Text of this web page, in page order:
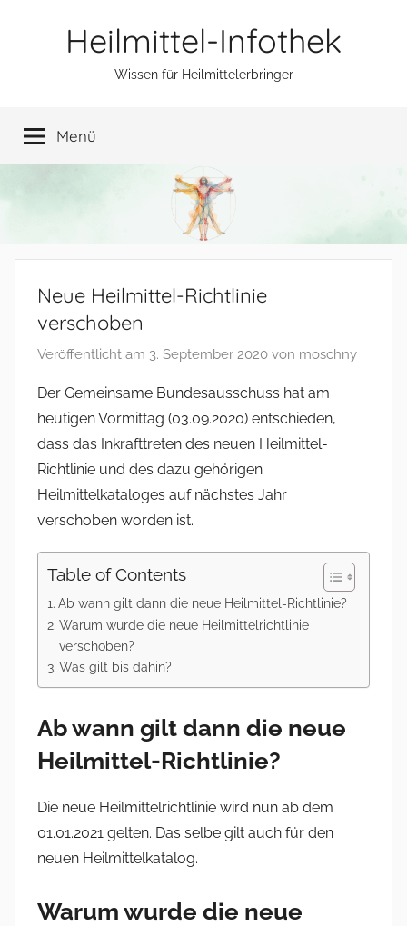
Heilmittel-Infothek
Wissen für Heilmittelerbringer
Menü
Neue Heilmittel-Richtlinie
verschoben
Veröffentlicht am 3. September 2020 von moschny
Der Gemeinsame Bundesausschuss hat am
heutigen Vormittag (03.09.2020) entschieden,
dass das Inkrafttreten des neuen Heilmittel-
Richtlinie und des dazu gehörigen
Heilmittelkataloges auf nächstes Jahr
verschoben worden ist.
Table of Contents
Ab wann gilt dann die neue Heilmittel-Richtlinie?
Warum wurde die neue Heilmittelrichtlinie
verschoben?
Was gilt bis dahin?
Ab wann gilt dann die neue
Heilmittel-Richtlinie?
Die neue Heilmittelrichtlinie wird nun ab dem
01.01.2021 gelten. Das selbe gilt auch für den
neuen Heilmittelkatalog.
Warum wurde die neue